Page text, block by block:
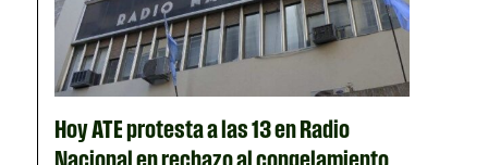
Hoy ATE protesta a las 13 en Radio
Nacional en rechazo al congelamiento